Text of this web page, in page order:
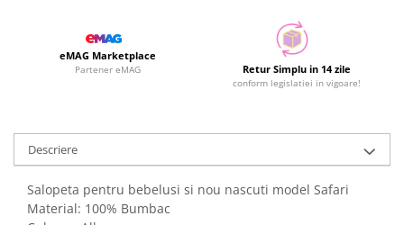
eMAG Marketplace
Partener eMAG Retur Simplu in 14 zile
conform legislatiei in vigoare!
Descriere
Salopeta pentru bebelusi si nou nascuti model Safari
Material: 100% Bumbac